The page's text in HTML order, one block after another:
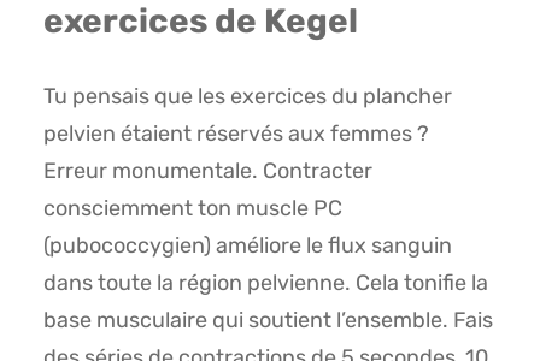
exercices de Kegel
Tu pensais que les exercices du plancher
pelvien étaient réservés aux femmes ?
Erreur monumentale. Contracter
consciemment ton muscle PC
(pubococcygien) améliore le flux sanguin
dans toute la région pelvienne. Cela tonifie la
base musculaire qui soutient l’ensemble. Fais